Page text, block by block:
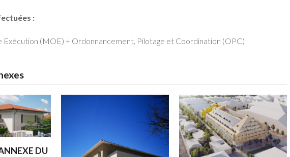
:
Exécution (MOE) + Ordonnancement, Pilotage et Coordination (OPC)
DU